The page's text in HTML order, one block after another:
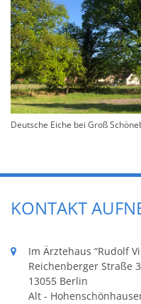
Deutsche Eiche bei Groß
KONTAKT
Im Ärztehaus “Rudolf
Reichenberger Straße 3
13055 Berlin
Alt -